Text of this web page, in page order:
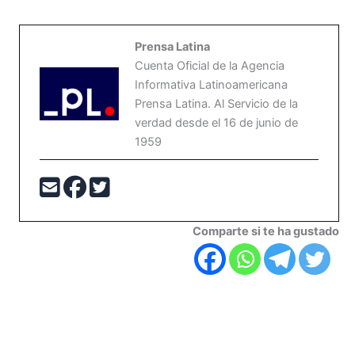
Prensa Latina
Cuenta Oficial de la Agencia
Informativa Latinoamericana
Prensa Latina. Al Servicio de la
verdad desde el 16 de junio de
1959
Comparte si te ha gustado